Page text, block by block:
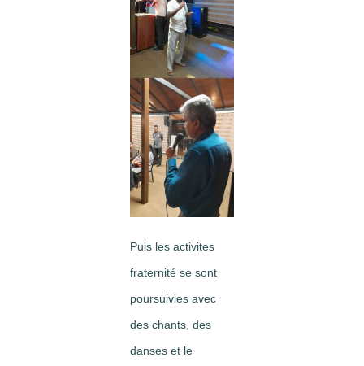
Puis les activites
fraternité se sont
poursuivies avec
des chants, des
danses et le